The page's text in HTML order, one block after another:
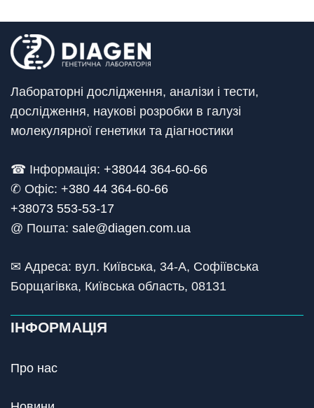
Лабораторні дослідження, аналізи і тести,
дослідження, наукові розробки в галузі
молекулярної генетики та діагностики
☎ Інформація: +38044 364-60-66
✆ Офіс: +380 44 364-60-66
+38073 553-53-17
@ Пошта: sale@diagen.com.ua
✉ Адреса: вул. Київська, 34-А, Софіївська
Борщагівка, Київська область, 08131
ІНФОРМАЦІЯ
Про нас